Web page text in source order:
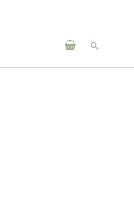
producten van boeren en makers
Zoeken